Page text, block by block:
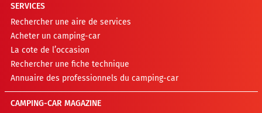
SERVICES
Rechercher une aire de services
Acheter un camping-car
La cote de l’occasion
Rechercher une fiche technique
Annuaire des professionnels du camping-car
CAMPING-CAR MAGAZINE